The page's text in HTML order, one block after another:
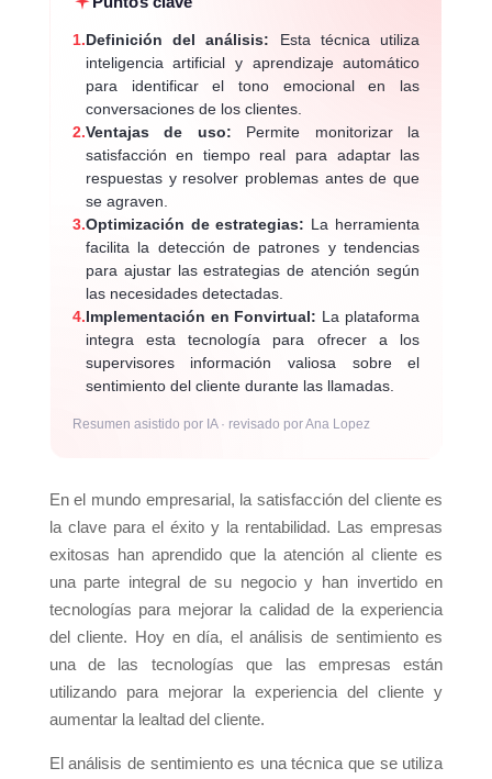
1.Definición del análisis: Esta técnica utiliza
inteligencia artificial y aprendizaje automático
para identificar el tono emocional en las
conversaciones de los clientes.
2.Ventajas de uso: Permite monitorizar la
satisfacción en tiempo real para adaptar las
respuestas y resolver problemas antes de que
se agraven.
3.Optimización de estrategias: La herramienta
facilita la detección de patrones y tendencias
para ajustar las estrategias de atención según
las necesidades detectadas.
4.Implementación en Fonvirtual: La plataforma
integra esta tecnología para ofrecer a los
supervisores información valiosa sobre el
sentimiento del cliente durante las llamadas.
Resumen asistido por IA · revisado por Ana Lopez
En el mundo empresarial, la satisfacción del cliente es
la clave para el éxito y la rentabilidad. Las empresas
exitosas han aprendido que la atención al cliente es
una parte integral de su negocio y han invertido en
tecnologías para mejorar la calidad de la experiencia
del cliente. Hoy en día, el análisis de sentimiento es
una de las tecnologías que las empresas están
utilizando para mejorar la experiencia del cliente y
aumentar la lealtad del cliente.
El análisis de sentimiento es una técnica que se utiliza